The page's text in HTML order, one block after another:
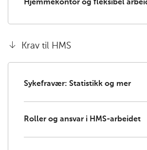
Hjemmekontor og fleksibel
Krav til HMS
Sykefravær: Statistikk og mer
Roller og ansvar i HMS-arbeidet